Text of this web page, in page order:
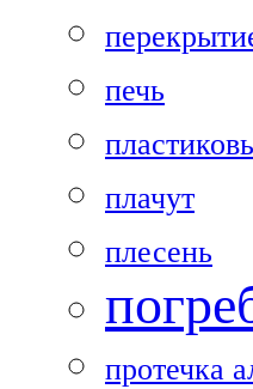
печь
плачут
плесень
протечка